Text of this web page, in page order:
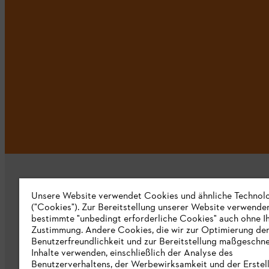
Unternehmen
Über uns
Unsere Website verwendet Cookies und ähnliche
("Cookies"). Zur Bereitstellung unserer Website
bestimmte "unbedingt erforderliche Cookies" auch ohne
Zustimmung. Andere Cookies, die wir zur Optimierung der
Benutzerfreundlichkeit und zur Bereitstellung
Inhalte verwenden, einschließlich der Analyse des
Benutzerverhaltens, der Werbewirksamkeit und der